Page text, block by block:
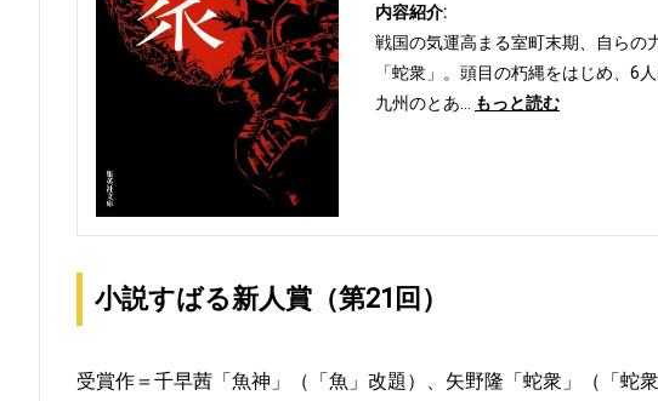
内容紹介:
戦国の気運高まる室町末期、自らの
「蛇衆」。頭目の朽縄をはじめ、6
九州のとあ…
もっと読む
小説すばる新人賞（第21回）
受賞作＝千早茜「魚神」（「魚」改題）、矢野隆「蛇衆」（「蛇